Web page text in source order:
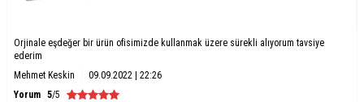
Orjinale eşdeğer bir ürün ofisimizde kullanmak üzere sürekli alıyorum tavsiye
ederim
Mehmet Keskin
09.09.2022 | 22:26
Yorum 5/5